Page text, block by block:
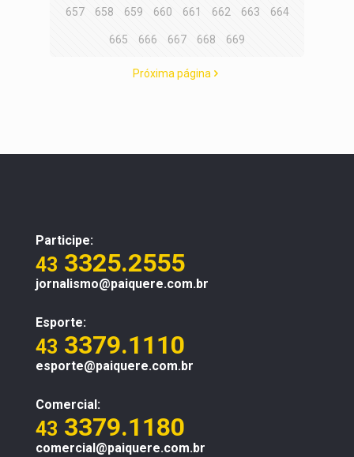
657 658 659 660 661 662 663 664
665 666 667 668 669
Próxima página
Participe:
43 3325.2555
jornalismo@paiquere.com.br
Esporte:
43 3379.1110
esporte@paiquere.com.br
Comercial:
43 3379.1180
comercial@paiquere.com.br